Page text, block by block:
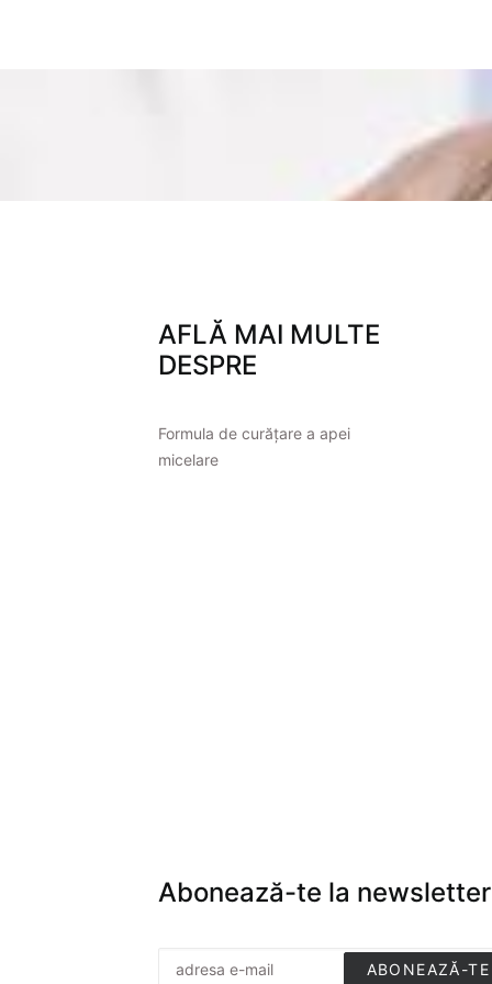
AFLĂ MAI MULTE
DESPRE
Formula de curățare a apei
micelare
Abonează-te la